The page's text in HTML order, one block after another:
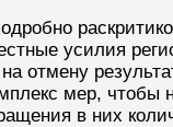
усилия
отмену
мер, чтобы
в них